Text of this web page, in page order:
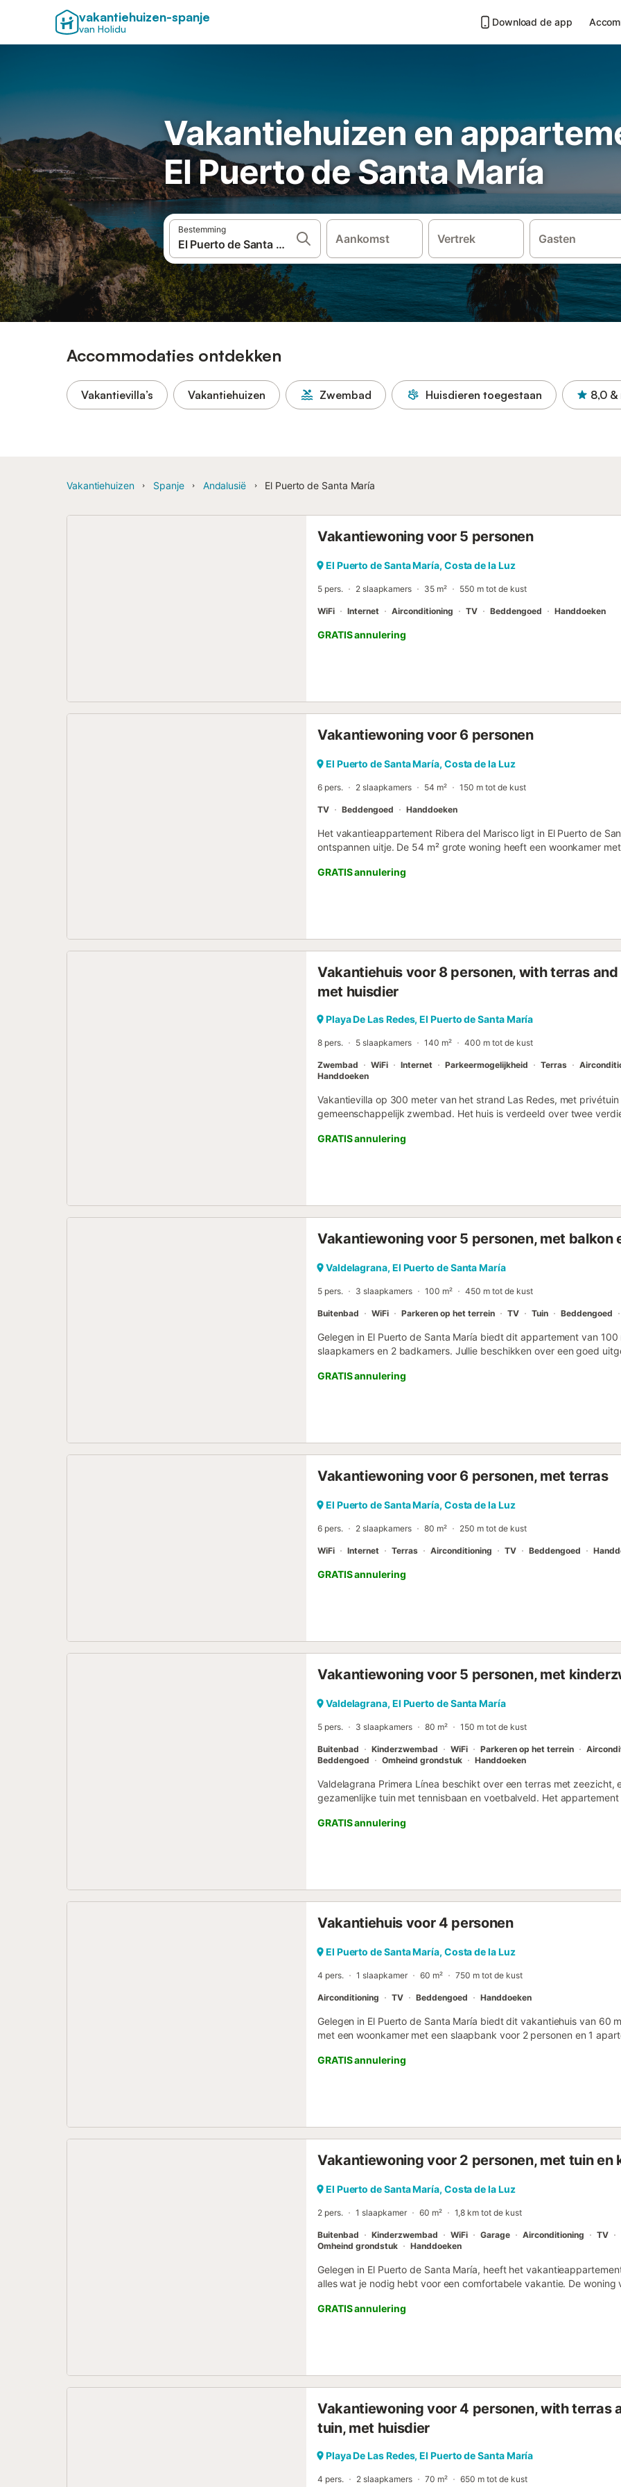
vakantiehuizen-spanje
van Holidu
Download de app
Vakantiehuizen en
El Puerto de Santa María
Bestemming
Aankomst Vertrek Gasten
Accommodaties ontdekken
Vakantievilla’s Vakantiehuizen Zwembad Huisdieren toegestaan 8,0 &
Vakantiehuizen Spanje Andalusië El Puerto de Santa María
Vakantiewoning voor 5 personen
El Puerto de Santa María, Costa de la Luz
5 pers. 2 slaapkamers 35 m² 550 m tot de kust
WiFi Internet Airconditioning TV Beddengoed Handdoeken
GRATIS annulering
Vakantiewoning voor 6 personen
El Puerto de Santa María, Costa de la Luz
6 pers. 2 slaapkamers 54 m² 150 m tot de kust
TV Beddengoed Handdoeken
Het vakantieappartement Ribera del Marisco ligt in El Puerto de
ontspannen uitje. De 54 m² grote woning heeft een woonkamer
er een tv, airconditioning in de woonkamer, ventilatoren in de
nachtrust en een wasmachine. Het appartement ligt dicht bij het
loopafstand. Wij raden aan om de stranden Valdelagrana, Las
GRATIS annulering
Vakantiehuis voor 8 personen, with terras
met huisdier
Playa De Las Redes, El Puerto de Santa María
8 pers. 5 slaapkamers 140 m² 400 m tot de kust
Zwembad WiFi Internet Parkeermogelijkheid Terras
Handdoeken
Vakantievilla op 300 meter van het strand Las Redes, met
gemeenschappelijk zwembad. Het huis is verdeeld over twee
gebieden van El Puerto de Santa María. Airconditioning in alle
extraatjes van het huis. Slaapkamers: De vakantievilla in El
hoofdslaapkamer is voorzien van twee eenpersoonsbedden en
slaapkamer met een tweepersoonsbed van 135 cm, nog een
en twee slaapkamers met elk een eenpersoonsbed. De keuken is
toegang tot het terras. Het bestaat uit twee banken, een
de begane grond is een douchekamer. Terras: Een van de grootste
terras is e...
GRATIS annulering
Vakantiewoning voor 5 personen, met balkon
Valdelagrana, El Puerto de Santa María
5 pers. 3 slaapkamers 100 m² 450 m tot de kust
Buitenbad WiFi Parkeren op het terrein TV Tuin Beddengoed
Gelegen in El Puerto de Santa María biedt dit appartement van
slaapkamers en 2 badkamers. Jullie beschikken over een goed
overdekte privéterras of het balkon, perfect om tot rust te komen.
buitenruimte en het gemeenschappelijke zwembad is ideaal voor
Informeer naar de openingsperiode van het zwembad, deze is
terrein is gedeelde parkeergelegenheid beschikbaar voor jullie
jullie verblijf. Houd er rekening mee dat roken overal in de
GRATIS annulering
Vakantiewoning voor 6 personen, met terras
El Puerto de Santa María, Costa de la Luz
6 pers. 2 slaapkamers 80 m² 250 m tot de kust
WiFi Internet Terras Airconditioning TV Beddengoed
GRATIS annulering
Vakantiewoning voor 5 personen, met
Valdelagrana, El Puerto de Santa María
5 pers. 3 slaapkamers 80 m² 150 m tot de kust
Buitenbad Kinderzwembad WiFi Parkeren op het terrein
Beddengoed
Omheind grondstuk Handdoeken
Valdelagrana Primera Línea beschikt over een terras met zeezicht,
gezamenlijke tuin met tennisbaan en voetbalveld. Het
genieten van diverse buitenactiviteiten. Dit appartement met 3
koffiezetapparaat. Op de begane grond is er een gezamenlijke
zich op de derde verdieping, zonder lift. Costa Ballena Ocean
GRATIS annulering
Vakantiehuis voor 4 personen
El Puerto de Santa María, Costa de la Luz
4 pers. 1 slaapkamer 60 m² 750 m tot de kust
Airconditioning TV Beddengoed Handdoeken
Gelegen in El Puerto de Santa María biedt dit vakantiehuis van 60
met een woonkamer met een slaapbank voor 2 personen en 1
extra gemak. Jullie kunnen genieten van een onoverdekt gedeeld
ontspannen na het verkennen van de omgeving. De
kinderen. Huisdieren zijn niet toegestaan, roken is verboden en
het terrein. Houd er rekening mee dat het huis airconditioning
gunstig: op slechts 5 minuten lopen van het centrum en dicht bij
GRATIS annulering
Vakantiewoning voor 2 personen, met tuin en
El Puerto de Santa María, Costa de la Luz
2 pers. 1 slaapkamer 60 m² 1,8 km tot de kust
Buitenbad Kinderzwembad WiFi Garage Airconditioning TV
Omheind grondstuk
Handdoeken
Gelegen in El Puerto de Santa María, heeft het
alles wat je nodig hebt voor een comfortabele vakantie. De woning
high-speed Wi-Fi (geschikt voor videogesprekken) met een
een smart-tv met streamingdiensten, airconditioning in de
Het gebouw waarin de accommodatie zich bevindt heeft een lift.
buitenruimte, met een omheind zwembad (geopend in de zomer,
en een kinderbad. In de buurt van de accommodatie vinden
verbindingen met het openbaar vervoer op loopafstand. Er is een
garage. Huisdieren, roken en het vieren van evenementen zijn niet
beschikt over energiebesparende verlichting. Deze accommodatie
systeem. Houd er rekening mee dat er op het moment van je
overheid...
GRATIS annulering
Vakantiewoning voor 4 personen, with terras
tuin, met huisdier
Playa De Las Redes, El Puerto de Santa María
4 pers. 2 slaapkamers 70 m² 650 m tot de kust